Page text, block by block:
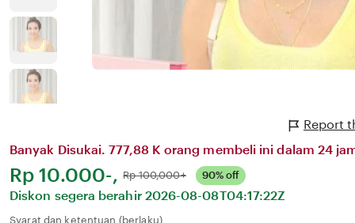
Report
Banyak Disukai. 777,88 K orang membeli ini dalam 24
Harga:
Rp 10.000-, Normal:
Rp 100,000+ 90% off
Diskon segera berahir 2026-08-08T04:17:22Z
Syarat dan ketentuan (berlaku)